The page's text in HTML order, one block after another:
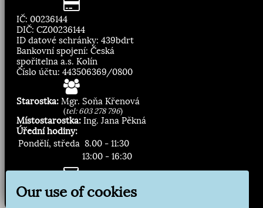
IČ: 00236144
DIČ: CZ00236144
ID datové schránky: 439bdrt
Bankovní spojení: Česká
spořitelna a.s. Kolín
Číslo účtu: 443506369/0800
Starostka: Mgr. Soňa Křenová
(tel: 603 278 796)
Místostarostka: Ing. Jana Pěkná
Úřední hodiny:
Pondělí, středa 8.00 - 11:30
13:00 - 16:30
Zasílání novinek:
Our use of cookies